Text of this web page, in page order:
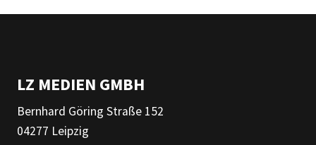
LZ MEDIEN GMBH
Bernhard Göring Straße 152
04277 Leipzig